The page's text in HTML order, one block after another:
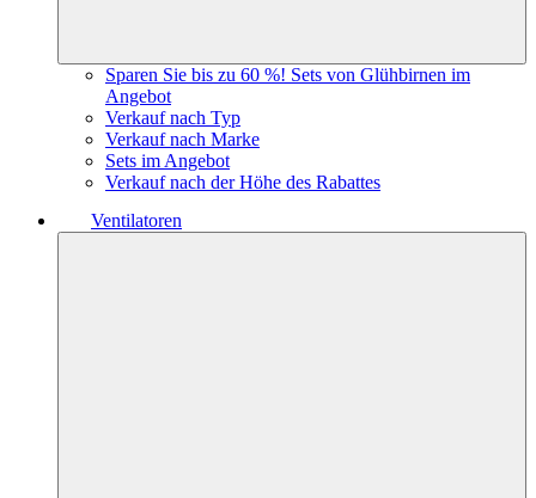
Sparen Sie bis zu 60 %! Sets von Glühbirnen im
Angebot
Verkauf nach Typ
Verkauf nach Marke
Sets im Angebot
Verkauf nach der Höhe des Rabattes
Ventilatoren